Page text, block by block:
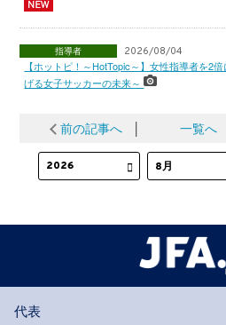
指導者 2026/08/04
【ホットピ！～HotTopic～】女性指導者を2
げる女子サッカーの未来～
前の記事へ 一覧へ
代表